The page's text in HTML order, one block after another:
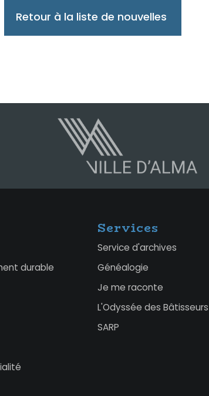
Retour à la liste de nouvelles
durable
Services
Service d'archives
Généalogie
Je me raconte
L'Odyssée des Bâtisseurs
SARP